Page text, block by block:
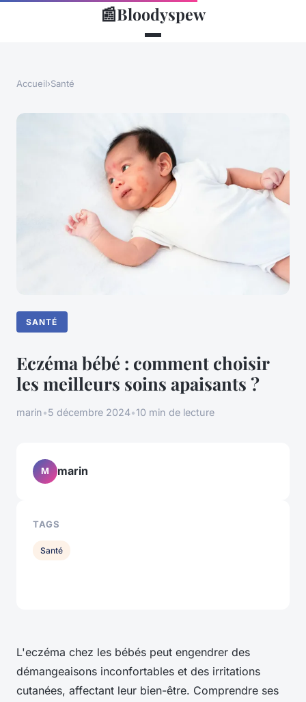
📰Bloodyspew
Accueil›Santé
SANTÉ
Eczéma bébé : comment choisir
les meilleurs soins apaisants ?
marin•5 décembre 2024•10 min de lecture
L'eczéma chez les bébés peut engendrer des
démangeaisons inconfortables et des irritations
cutanées, affectant leur bien-être. Comprendre ses
M marin
TAGS
Santé